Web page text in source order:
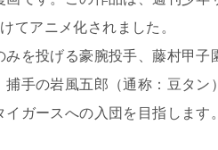
てアニメ化されました。
を投げる豪腕投手、藤村甲子
手の岩風五郎（通称：豆タン
ガースへの入団を目指します。